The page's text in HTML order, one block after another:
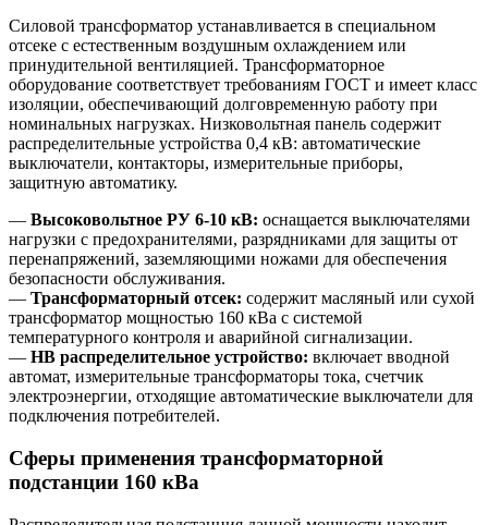
Силовой трансформатор устанавливается в специальном
отсеке с естественным воздушным охлаждением или
принудительной вентиляцией. Трансформаторное
оборудование соответствует требованиям ГОСТ и имеет класс
изоляции, обеспечивающий долговременную работу при
номинальных нагрузках. Низковольтная панель содержит
распределительные устройства 0,4 кВ: автоматические
выключатели, контакторы, измерительные приборы,
защитную автоматику.
— Высоковольтное РУ 6-10 кВ: оснащается выключателями
нагрузки с предохранителями, разрядниками для защиты от
перенапряжений, заземляющими ножами для обеспечения
безопасности обслуживания.
— Трансформаторный отсек: содержит масляный или сухой
трансформатор мощностью 160 кВа с системой
температурного контроля и аварийной сигнализации.
— НВ распределительное устройство: включает вводной
автомат, измерительные трансформаторы тока, счетчик
электроэнергии, отходящие автоматические выключатели для
подключения потребителей.
Сферы применения трансформаторной
подстанции 160 кВа